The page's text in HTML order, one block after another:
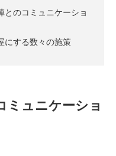
とのコミュニケーショ
にする数々の施策
ミュニケーショ